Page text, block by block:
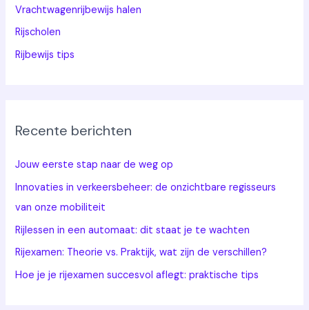
Vrachtwagenrijbewijs halen
Rijscholen
Rijbewijs tips
Recente berichten
Jouw eerste stap naar de weg op
Innovaties in verkeersbeheer: de onzichtbare regisseurs
van onze mobiliteit
Rijlessen in een automaat: dit staat je te wachten
Rijexamen: Theorie vs. Praktijk, wat zijn de verschillen?
Hoe je je rijexamen succesvol aflegt: praktische tips